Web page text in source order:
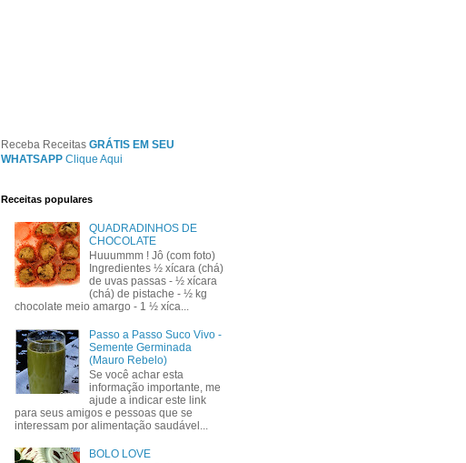
Receba Receitas GRÁTIS EM SEU
WHATSAPP Clique Aqui
Receitas populares
QUADRADINHOS DE
CHOCOLATE
Huuummm ! Jô (com foto)
Ingredientes ½ xícara (chá)
de uvas passas - ½ xícara
(chá) de pistache - ½ kg
chocolate meio amargo - 1 ½ xíca...
Passo a Passo Suco Vivo -
Semente Germinada
(Mauro Rebelo)
Se você achar esta
informação importante, me
ajude a indicar este link
para seus amigos e pessoas que se
interessam por alimentação saudável...
BOLO LOVE